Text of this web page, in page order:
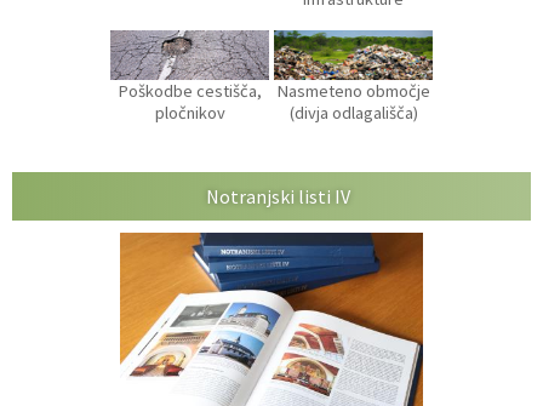
Poškodbe cestišča,
pločnikov
Nasmeteno območje
(divja odlagališča)
Notranjski listi IV